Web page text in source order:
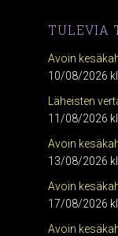
TULEVIA
Avoin
10/08/2026
Läheisten
11/08/2026
Avoin
13/08/2026
Avoin
17/08/2026
Avoin